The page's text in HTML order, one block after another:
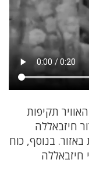
תקיפות
חיזבאללה
בנוסף, כוח
חיזבאללה